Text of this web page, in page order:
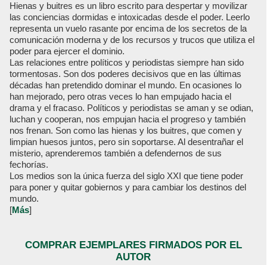
Hienas y buitres es un libro escrito para despertar y movilizar
las conciencias dormidas e intoxicadas desde el poder. Leerlo
representa un vuelo rasante por encima de los secretos de la
comunicación moderna y de los recursos y trucos que utiliza el
poder para ejercer el dominio.
Las relaciones entre políticos y periodistas siempre han sido
tormentosas. Son dos poderes decisivos que en las últimas
décadas han pretendido dominar el mundo. En ocasiones lo
han mejorado, pero otras veces lo han empujado hacia el
drama y el fracaso. Políticos y periodistas se aman y se odian,
luchan y cooperan, nos empujan hacia el progreso y también
nos frenan. Son como las hienas y los buitres, que comen y
limpian huesos juntos, pero sin soportarse. Al desentrañar el
misterio, aprenderemos también a defendernos de sus
fechorías.
Los medios son la única fuerza del siglo XXI que tiene poder
para poner y quitar gobiernos y para cambiar los destinos del
mundo.
[Más]
COMPRAR EJEMPLARES FIRMADOS POR EL
AUTOR